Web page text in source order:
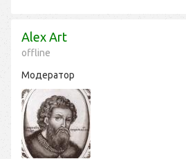
offline
Alex Art
Модератор